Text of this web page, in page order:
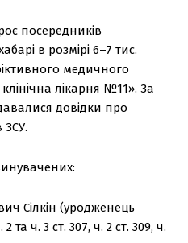
посередників
в розмірі 6–7 тис.
медичного
лікарня №11». За
довідки про
ЗСУ.
Сілкін (уродженець
та ч. 3 ст. 307, ч. 2 ст. 309, ч.